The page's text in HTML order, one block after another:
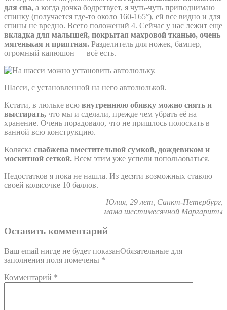
для сна, а когда дочка бодрствует, я чуть-чуть приподнимаю
спинку (получается где-то около 160-165°), ей все видно и для
спины не вредно. Всего положений 4. Сейчас у нас лежит еще
вкладка для малышей, покрытая махровой тканью, очень
мягенькая и приятная. Разделитель для ножек, бампер,
огромный капюшон — всё есть.
Шасси, с установленной на него автолюлькой.
Кстати, в люльке всю внутреннюю обивку можно снять и
выстирать, что мы и сделали, прежде чем убрать её на
хранение. Очень порадовало, что не пришлось полоскать в
ванной всю конструкцию.
Коляска снабжена вместительной сумкой, дождевиком и
москитной сеткой. Всем этим уже успели попользоваться.
Недостатков я пока не нашла. Из десяти возможных ставлю
своей колясочке 10 баллов.
Юлия, 29 лет, Санкт-Петербург,
мама шестимесячной Маргариты
Оставить комментарий
Ваш email нигде не будет показанОбязательные для
заполнения поля помечены *
Комментарий *